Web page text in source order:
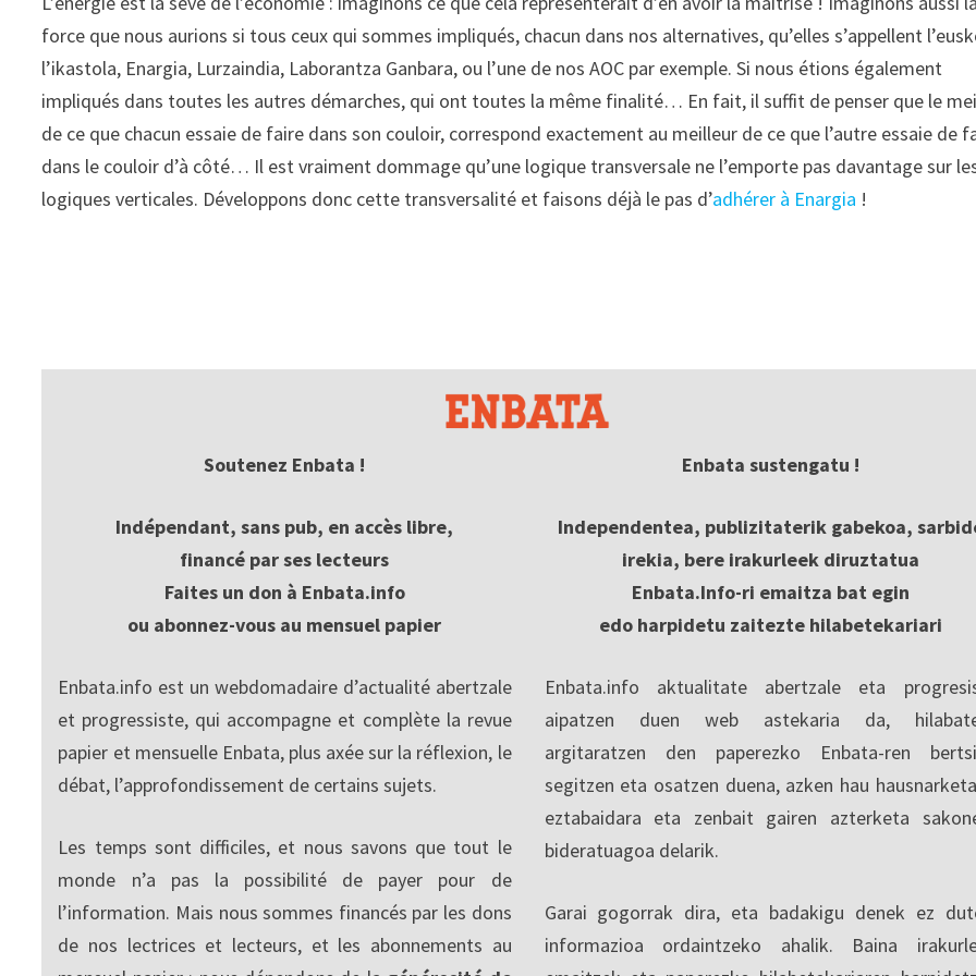
force que nous aurions si tous ceux qui sommes impliqués, chacun dans nos alternatives, qu’elles s’appellent
l’ikastola, Enargia, Lurzaindia, Laborantza Ganbara, ou l’une de nos AOC par exemple. Si nous étions également
impliqués dans toutes les autres démarches, qui ont toutes la même finalité… En fait, il suffit de penser que le
de ce que chacun essaie de faire dans son couloir, correspond exactement au meilleur de ce que l’autre essaie de
dans le couloir d’à côté… Il est vraiment dommage qu’une logique transversale ne l’emporte pas davantage sur
logiques verticales. Développons donc cette transversalité et faisons déjà le pas d’adhérer à Enargia !
Soutenez Enbata !
Indépendant, sans pub, en accès libre,
financé par ses lecteurs
Faites un don à Enbata.info
ou abonnez-vous au mensuel papier
Enbata.info est un webdomadaire d’actualité abertzale
et progressiste, qui accompagne et complète la revue
papier et mensuelle Enbata, plus axée sur la réflexion, le
débat, l’approfondissement de certains sujets.
Les temps sont difficiles, et nous savons que tout le
monde n’a pas la possibilité de payer pour de
l’information. Mais nous sommes financés par les dons
de nos lectrices et lecteurs, et les abonnements au
Enbata sustengatu !
Independentea, publizitaterik gabekoa,
irekia, bere irakurleek diruztatua
Enbata.Info-ri emaitza bat egin
edo harpidetu zaitezte hilabetekariari
Enbata.info aktualitate abertzale eta
aipatzen duen web astekaria da,
argitaratzen den paperezko Enbata-ren
segitzen eta osatzen duena, azken hau
eztabaidara eta zenbait gairen azterketa
bideratuagoa delarik.
Garai gogorrak dira, eta badakigu denek ez
informazioa ordaintzeko ahalik. Baina